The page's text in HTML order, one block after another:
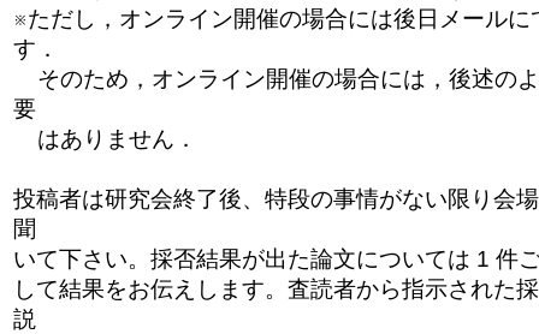
※ただし，オンライン開催の場合には後日メールに
す．
そのため，オンライン開催の場合には，後述の
要
はありません．
投稿者は研究会終了後、特段の事情がない限り会
聞
いて下さい。採否結果が出た論文については 1 件
して結果をお伝えします。査読者から指示された
説